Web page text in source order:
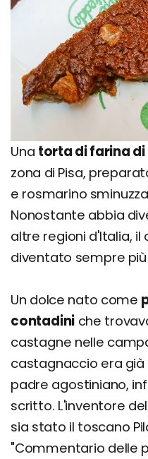
Una torta di farina
zona di Pisa,
e rosmarino
Nonostante abbia
altre regioni d'Italia,
diventato sempre
Un dolce nato come
contadini che
castagne nelle
castagnaccio era
padre agostiniano,
scritto. L'inventore
sia stato il toscano
"Commentario delle